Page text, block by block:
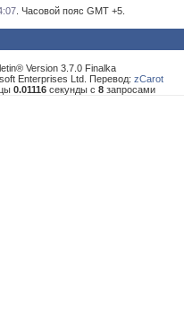
. Часовой пояс GMT +5.
Version 3.7.0 Finalka
Enterprises Ltd. Перевод: zCarot
0.01116 секунды с 8 запросами